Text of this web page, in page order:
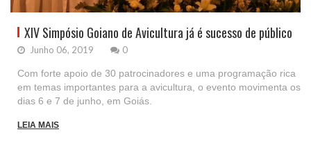
XIV Simpósio Goiano de Avicultura já é sucesso de público
Junho 06, 2019 0
Com forte apoio de 30 patrocinadores e uma programação rica
em temas importantes para a avicultura, o evento movimenta os
dias 6 e 7 de junho, em Goiás.
LEIA MAIS